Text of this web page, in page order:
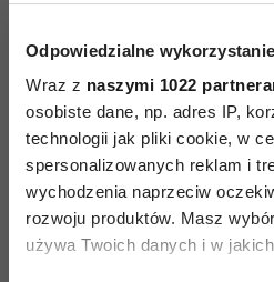
Odpowiedzialne
Wraz z naszymi 1022
osobiste dane, np. adres IP,
technologii jak pliki cookie, w
spersonalizowanych reklam i
wychodzenia naprzeciw
rozwoju produktów. Masz
używa Twoich danych i w
i po kwadransie zmyj
truskawkowa o
kilku umytych truskawek
łyżeczki mąki
wymieszaj składniki aż
konsystencji. Maskę
po 20 minutach zmyj